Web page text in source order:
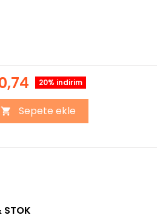
20% indirim
 Sepete ekle
STOK